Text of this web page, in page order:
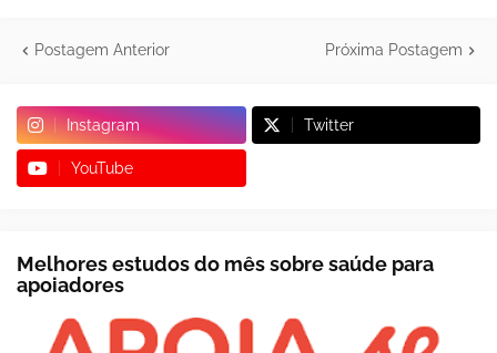
Postagem Anterior Próxima Postagem
Instagram Twitter
YouTube
Melhores estudos do mês sobre saúde para
apoiadores